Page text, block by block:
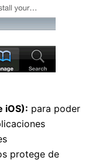
iOS): para poder
protege de